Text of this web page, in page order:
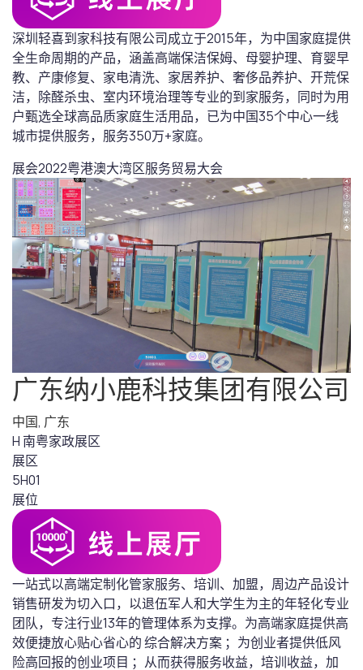
深圳轻喜到家科技有限公司成立于2015年，为中国家庭提供
全生命周期的产品，涵盖高端保洁保姆、母婴护理、育婴早
教、产康修复、家电清洗、家居养护、奢侈品养护、开荒保
洁，除醛杀虫、室内环境治理等专业的到家服务，同时为用
户甄选全球高品质家庭生活用品，已为中国35个中心一线
城市提供服务，服务350万+家庭。
展会2022粤港澳大湾区服务贸易大会
广东纳小鹿科技集团有限公司
中国, 广东
H 南粤家政展区
展区
5H01
展位
一站式以高端定制化管家服务、培训、加盟，周边产品设计
销售研发为切入口，以退伍军人和大学生为主的年轻化专业
团队，专注行业13年的管理体系为支撑。为高端家庭提供高
效便捷放心贴心省心的 综合解决方案 ；为创业者提供低风
险高回报的创业项目 ；从而获得服务收益，培训收益，加